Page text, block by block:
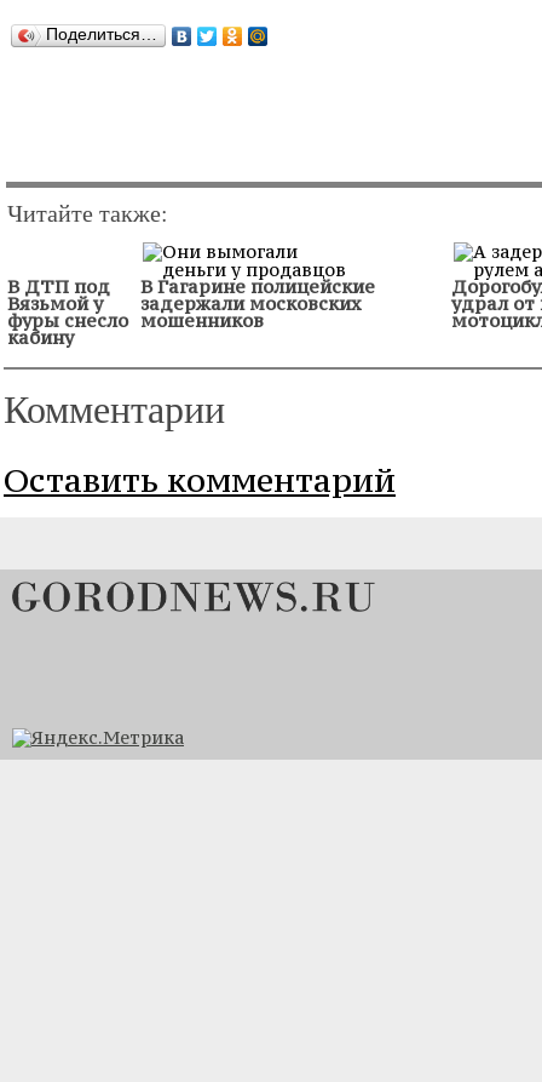
Поделиться…
Читайте также:
В ДТП под
Вязьмой у
фуры снесло
кабину
В Гагарине полицейские
задержали московских
мошенников
удрал от
Комментарии
Оставить комментарий